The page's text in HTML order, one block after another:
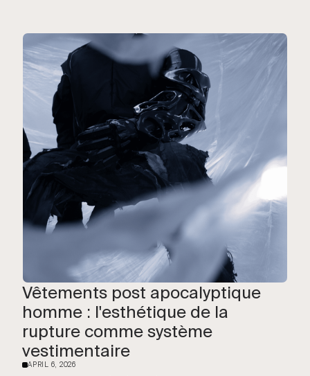
Vêtements post apocalyptique
homme : l'esthétique de la
rupture comme système
vestimentaire
APRIL 6, 2026